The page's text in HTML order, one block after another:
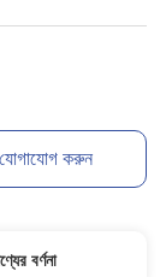
করুন
বর্ণনা